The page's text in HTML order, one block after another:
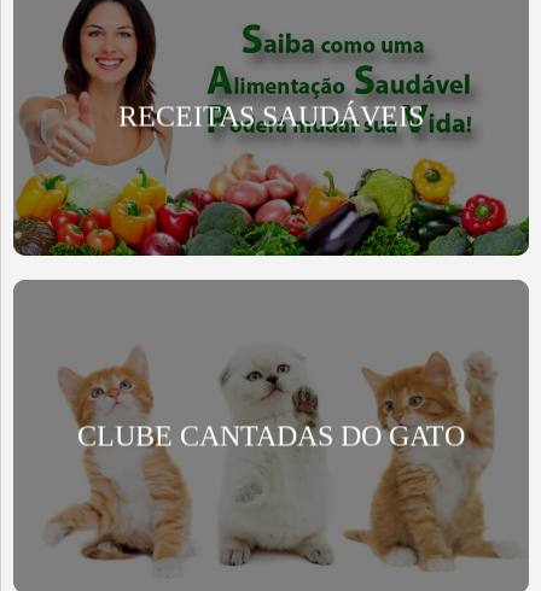
RECEITAS SAUDÁVEIS
CLUBE CANTADAS DO GATO